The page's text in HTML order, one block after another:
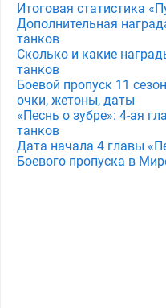
Итоговая статистика
Дополнительная
танков
Сколько и какие
танков
Боевой пропуск 11
очки, жетоны, даты
«Песнь о зубре»: 4-ая
танков
Дата начала 4 главы
Боевого пропуска в